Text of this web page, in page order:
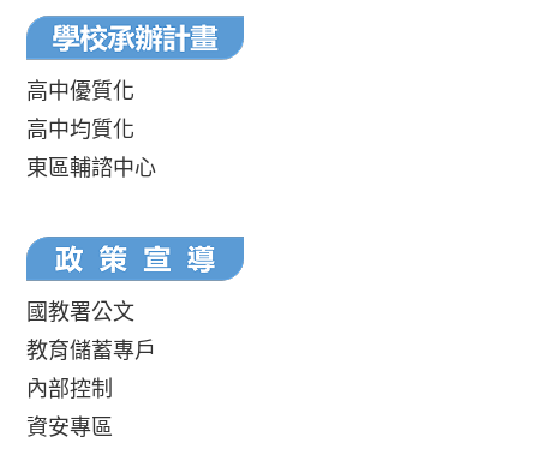
高中優質化
高中均質化
東區輔諮中心
國教署公文
教育儲蓄專戶
內部控制
資安專區